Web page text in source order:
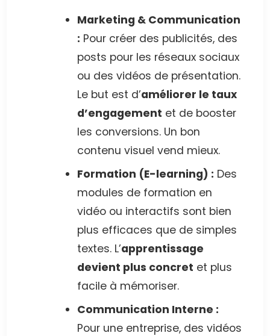
Marketing & Communication
: Pour créer des publicités, des
posts pour les réseaux sociaux
ou des vidéos de présentation.
Le but est d’améliorer le taux
d’engagement et de booster
les conversions. Un bon
contenu visuel vend mieux.
Formation (E-learning) : Des
modules de formation en
vidéo ou interactifs sont bien
plus efficaces que de simples
textes. L’apprentissage
devient plus concret et plus
facile à mémoriser.
Communication Interne :
Pour une entreprise, des vidéos